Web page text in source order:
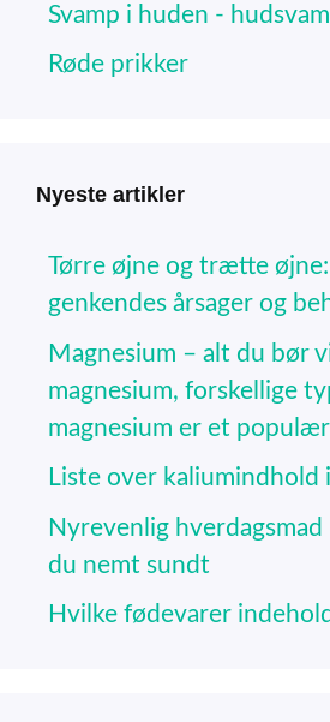
Svamp i huden -
Røde prikker
Nyeste artikler
Tørre øjne og trætte øjne:
genkendes årsager og
Magnesium – alt du bør
magnesium, forskellige
magnesium er et
Liste over kaliumindhold
Nyrevenlig hverdagsmad
du nemt sundt
Hvilke fødevarer